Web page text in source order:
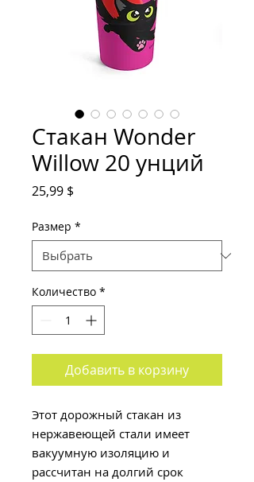
Стакан Wonder
Willow 20 унций
25,99 $
Размер *
Количество *
Добавить в корзину
Этот дорожный стакан из
нержавеющей стали имеет
вакуумную изоляцию и
рассчитан на долгий срок